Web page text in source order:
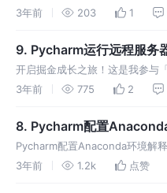
Map函数 Map函数： Map函数
3年前 203 1
9. Pycharm运行远程服务
开启掘金成长之旅！这是我参与
6 天，点击查看活动详情。
3年前 775 2
8. Pycharm配置
Pycharm配置Anaconda环境解
Pycharm中配置Anaconda环境。
3年前 1.2k 点赞